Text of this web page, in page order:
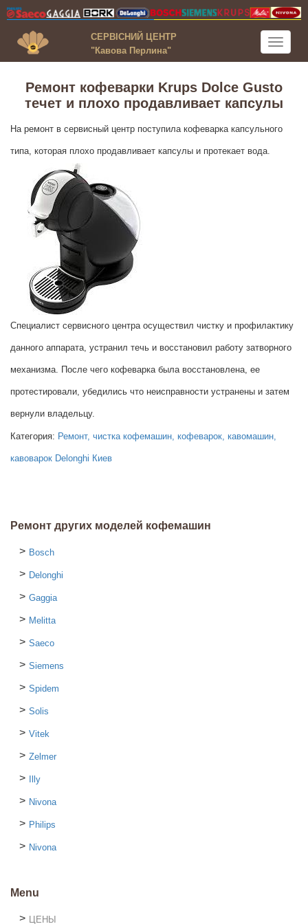
Toggle
СЕРВІСНИЙ ЦЕНТР
"Кавова Перлина"
Ремонт кофеварки Krups Dolce Gusto
течет и плохо продавливает капсулы
На ремонт в сервисный центр поступила кофеварка капсульного
типа, которая плохо продавливает капсулы и протекает вода.
Специалист сервисного центра осуществил чистку и профилактику
данного аппарата, устранил течь и восстановил работу затворного
механизма. После чего кофеварка была восстановлена, ее
протестировали, убедились что неисправности устранены и затем
вернули владельцу.
Категория: Ремонт, чистка кофемашин, кофеварок, кавомашин,
кавоварок Delonghi Киев
Ремонт других моделей кофемашин
Bosch
Delonghi
Gaggia
Melitta
Saeco
Siemens
Spidem
Solis
Vitek
Zelmer
Illy
Nivona
Philips
Nivona
Menu
ЦЕНЫ